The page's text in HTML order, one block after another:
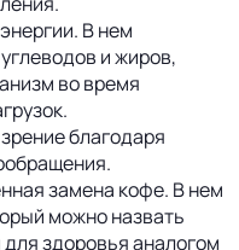
В нем
и жиров,
во время
благодаря
замена кофе. В нем
можно назвать
здоровья аналогом